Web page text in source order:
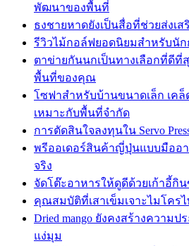
พัฒนาของพื้นที่
ธงชายหาดยังเป็นสื่อที่ช่วยส่งเ
รีวิวไม้กอล์ฟยอดนิยมสำหรับนั
ตาข่ายกันนกเป็นทางเลือกที่ดีที่
พื้นที่ของคุณ
โซฟาสำหรับบ้านขนาดเล็ก เค
เหมาะกับพื้นที่จำกัด
การตัดสินใจลงทุนใน Servo
พรีออเดอร์สินค้าญี่ปุ่นแบบมืออ
จริง
จัดโต๊ะอาหารให้ดูดีด้วยเก้าอี้กิ
คุณสมบัติที่เสาเข็มเจาะไมโคร
Dried mango ยังคงสร้างความ
แง่มุม